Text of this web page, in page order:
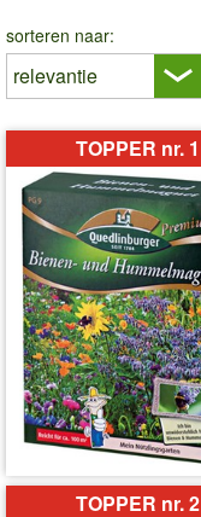
sorteren naar:
TOPPER nr. 1
TOPPER nr. 2